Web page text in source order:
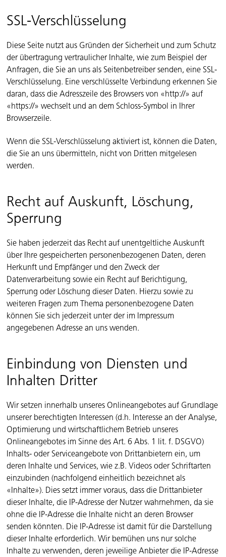
SSL-Verschlüsselung
Diese Seite nutzt aus Gründen der Sicherheit und zum Schutz
der übertragung vertraulicher Inhalte, wie zum Beispiel der
Anfragen, die Sie an uns als Seitenbetreiber senden, eine SSL-
Verschlüsselung. Eine verschlüsselte Verbindung erkennen Sie
daran, dass die Adresszeile des Browsers von «http://» auf
«https://» wechselt und an dem Schloss-Symbol in Ihrer
Browserzeile.
Wenn die SSL-Verschlüsselung aktiviert ist, können die Daten,
die Sie an uns übermitteln, nicht von Dritten mitgelesen
werden.
Recht auf Auskunft, Löschung,
Sperrung
Sie haben jederzeit das Recht auf unentgeltliche Auskunft
über Ihre gespeicherten personenbezogenen Daten, deren
Herkunft und Empfänger und den Zweck der
Datenverarbeitung sowie ein Recht auf Berichtigung,
Sperrung oder Löschung dieser Daten. Hierzu sowie zu
weiteren Fragen zum Thema personenbezogene Daten
können Sie sich jederzeit unter der im Impressum
angegebenen Adresse an uns wenden.
Einbindung von Diensten und
Inhalten Dritter
Wir setzen innerhalb unseres Onlineangebotes auf Grundlage
unserer berechtigten Interessen (d.h. Interesse an der Analyse,
Optimierung und wirtschaftlichem Betrieb unseres
Onlineangebotes im Sinne des Art. 6 Abs. 1 lit. f. DSGVO)
Inhalts- oder Serviceangebote von Drittanbietern ein, um
deren Inhalte und Services, wie z.B. Videos oder Schriftarten
einzubinden (nachfolgend einheitlich bezeichnet als
«Inhalte»). Dies setzt immer voraus, dass die Drittanbieter
dieser Inhalte, die IP-Adresse der Nutzer wahrnehmen, da sie
ohne die IP-Adresse die Inhalte nicht an deren Browser
senden könnten. Die IP-Adresse ist damit für die Darstellung
dieser Inhalte erforderlich. Wir bemühen uns nur solche
Inhalte zu verwenden, deren jeweilige Anbieter die IP-Adresse